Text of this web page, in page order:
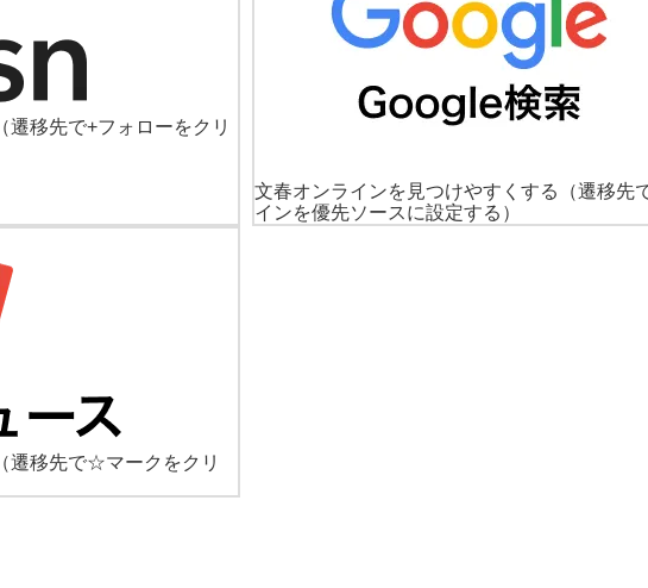
（遷移先で+フォローをクリ
文春オンラインを見つけやすくする
（遷移先
インを優先ソースに設定する）
（遷移先で☆マークをクリ